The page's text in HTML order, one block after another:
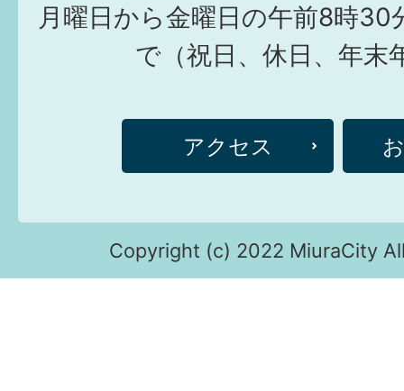
月曜日から金曜日の午前8時30
で（祝日、休日、年末
アクセス
Copyright (c) 2022 MiuraCity